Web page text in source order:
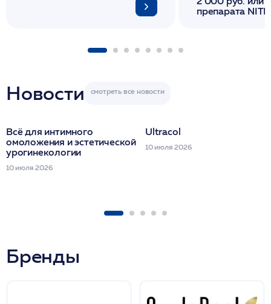
препарата
Новости
Всё для интимного
омоложения и эстетической
урогинекологии
10 июля 2026
Ultracol
10 июля 2026
Бренды